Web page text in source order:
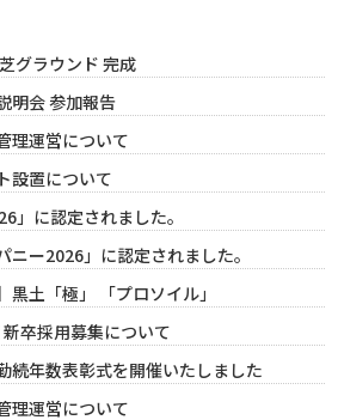
グラウンド 完成
明会 参加報告
理運営について
設置について
」に認定されました。
ニー2026」に認定されました。
黒土「極」 「プロソイル」
新卒採用募集について
続年数表彰式を開催いたしました
理運営について